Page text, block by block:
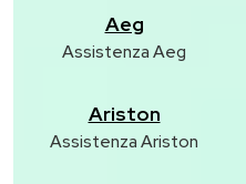
Aeg
Assistenza Aeg
Ariston
Assistenza Ariston